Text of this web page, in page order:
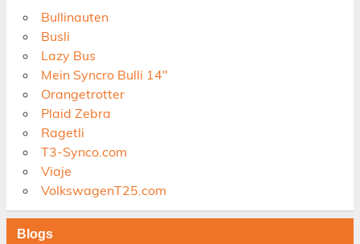
Bullinauten
Busli
Lazy Bus
Mein Syncro Bulli 14"
Orangetrotter
Plaid Zebra
Ragetli
T3-Synco.com
Viaje
VolkswagenT25.com
Blogs